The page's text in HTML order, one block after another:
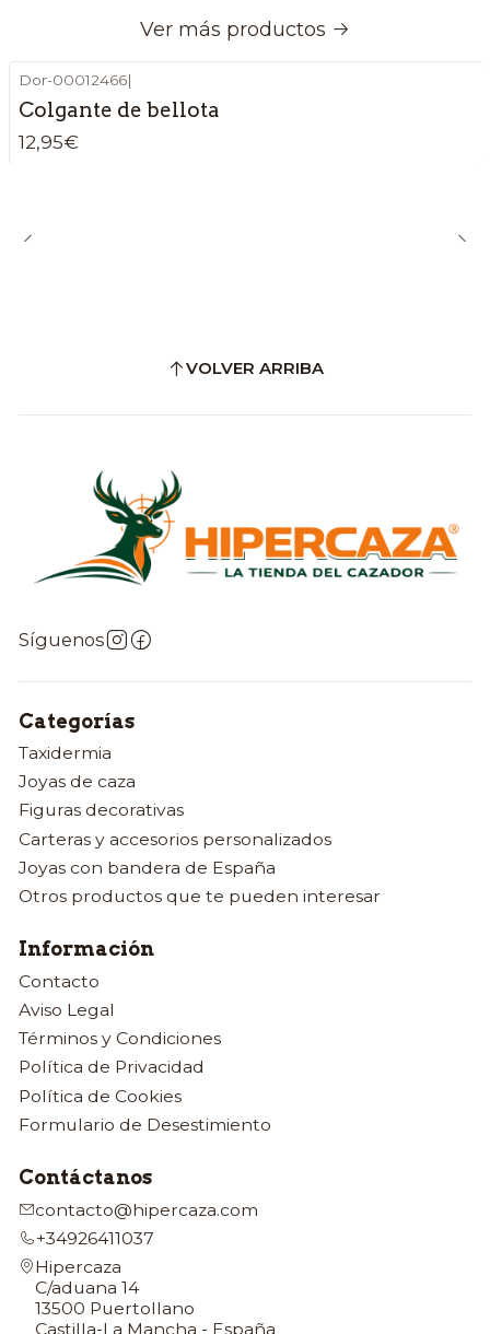
Ver más productos
Dor-00012466|
Colgante de bellota
12,95€
VOLVER ARRIBA
Síguenos
Categorías
Taxidermia
Joyas de caza
Figuras decorativas
Carteras y accesorios personalizados
Joyas con bandera de España
Otros productos que te pueden interesar
Información
Contacto
Aviso Legal
Términos y Condiciones
Política de Privacidad
Política de Cookies
Formulario de Desestimiento
Contáctanos
contacto@hipercaza.com
+34926411037
Hipercaza
C/aduana 14
13500 Puertollano
Castilla-La Mancha - España